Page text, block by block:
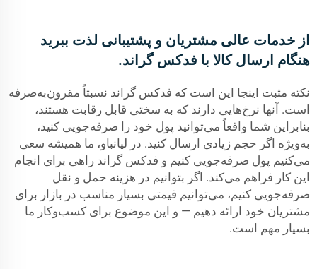
از خدمات عالی مشتریان و پشتیبانی لذت ببرید
هنگام ارسال کالا با فدکس گراند.
نکته مثبت اینجا این است که فدکس گراند نسبتاً مقرون‌به‌صرفه
است. آنها نرخ‌هایی دارند که به سختی قابل رقابت هستند،
بنابراین شما واقعاً می‌توانید پول خود را صرفه‌جویی کنید،
به‌ویژه اگر حجم زیادی ارسال کنید. در لیانباو، ما همیشه سعی
می‌کنیم پول صرفه‌جویی کنیم و فدکس گراند راهی برای انجام
این کار فراهم می‌کند. اگر بتوانیم در هزینه حمل و نقل
صرفه‌جویی کنیم، می‌توانیم قیمتی بسیار مناسب در بازار برای
مشتریان خود ارائه دهیم — و این موضوع برای کسب‌وکار ما
بسیار مهم است.